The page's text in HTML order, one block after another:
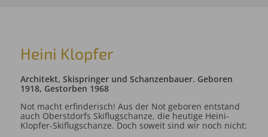
Heini Klopfer
Architekt, Skispringer und Schanzenbauer. Geboren
1918, Gestorben 1968
Not macht erfinderisch! Aus der Not geboren entstand
auch Oberstdorfs Skiflugschanze, die heutige Heini-
Klopfer-Skiflugschanze. Doch soweit sind wir noch nicht: